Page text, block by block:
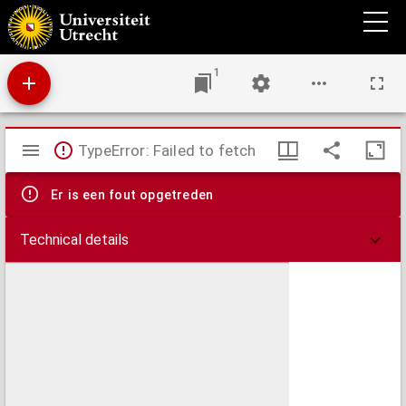
Coelum Stellatum Hemisphaerium Arietis
1
Mirador
viewer
TypeError: Failed to fetch
Er is een fout opgetreden
Technical details